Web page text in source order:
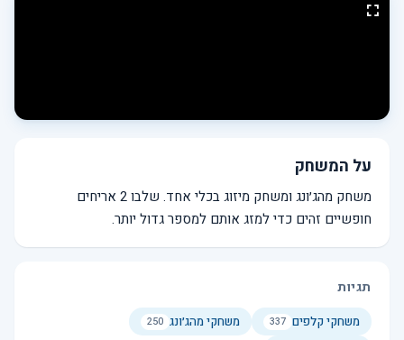
על המשחק
משחק מהג׳ונג ומשחק מיזוג בכלי אחד. שלבו 2 אריחים
חופשיים זהים כדי למזג אותם למספר גדול יותר.
תגיות
משחקי קלפים 337 משחקי מהג׳ונג 250